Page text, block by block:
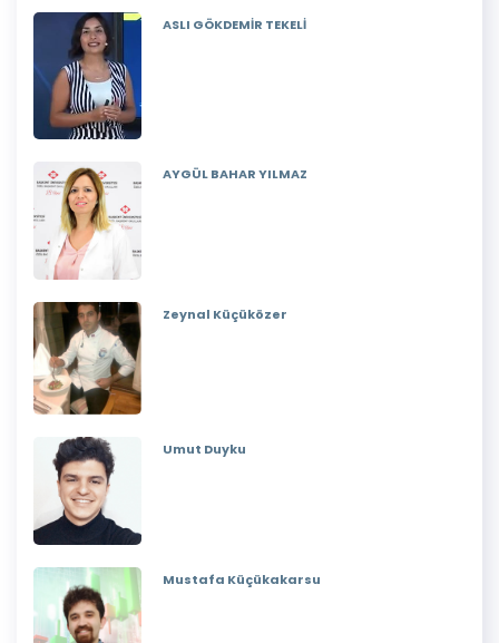
ASLI GÖKDEMİR TEKELİ
AYGÜL BAHAR YILMAZ
Zeynal Küçüközer
Umut Duyku
Mustafa Küçükakarsu